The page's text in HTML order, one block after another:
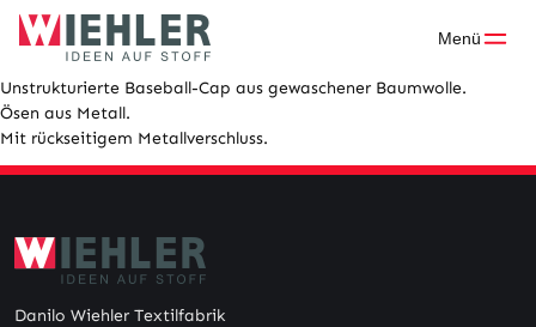
Skip
Menü
Unstrukturierte Baseball-Cap aus gewaschener Baumwolle.
Ösen aus Metall.
Mit rückseitigem Metallverschluss.
Danilo Wiehler Textilfabrik